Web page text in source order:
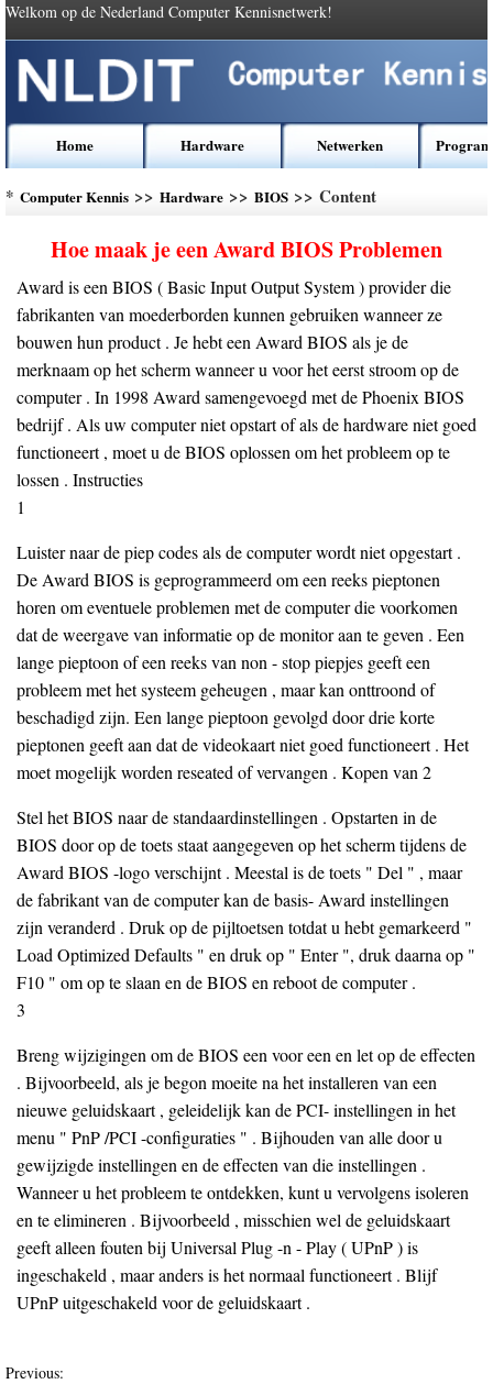
Welkom op de Nederland Computer Kennisnetwerk!
Home Hardware Netwerken
* Computer Kennis >> Hardware >> BIOS >> Content
Hoe maak je een Award BIOS Problemen
Award is een BIOS ( Basic Input Output System ) provider die
fabrikanten van moederborden kunnen gebruiken wanneer ze
bouwen hun product . Je hebt een Award BIOS als je de
merknaam op het scherm wanneer u voor het eerst stroom op de
computer . In 1998 Award samengevoegd met de Phoenix BIOS
bedrijf . Als uw computer niet opstart of als de hardware niet goed
functioneert , moet u de BIOS oplossen om het probleem op te
lossen . Instructies
1
Luister naar de piep codes als de computer wordt niet opgestart .
De Award BIOS is geprogrammeerd om een reeks pieptonen
horen om eventuele problemen met de computer die voorkomen
dat de weergave van informatie op de monitor aan te geven . Een
lange pieptoon of een reeks van non - stop piepjes geeft een
probleem met het systeem geheugen , maar kan onttroond of
beschadigd zijn. Een lange pieptoon gevolgd door drie korte
pieptonen geeft aan dat de videokaart niet goed functioneert . Het
moet mogelijk worden reseated of vervangen . Kopen van 2
Stel het BIOS naar de standaardinstellingen . Opstarten in de
BIOS door op de toets staat aangegeven op het scherm tijdens de
Award BIOS -logo verschijnt . Meestal is de toets " Del " , maar
de fabrikant van de computer kan de basis- Award instellingen
zijn veranderd . Druk op de pijltoetsen totdat u hebt gemarkeerd "
Load Optimized Defaults " en druk op " Enter ", druk daarna op "
F10 " om op te slaan en de BIOS en reboot de computer .
3
Breng wijzigingen om de BIOS een voor een en let op de effecten
. Bijvoorbeeld, als je begon moeite na het installeren van een
nieuwe geluidskaart , geleidelijk kan de PCI- instellingen in het
menu " PnP /PCI -configuraties " . Bijhouden van alle door u
gewijzigde instellingen en de effecten van die instellingen .
Wanneer u het probleem te ontdekken, kunt u vervolgens isoleren
en te elimineren . Bijvoorbeeld , misschien wel de geluidskaart
geeft alleen fouten bij Universal Plug -n - Play ( UPnP ) is
ingeschakeld , maar anders is het normaal functioneert . Blijf
UPnP uitgeschakeld voor de geluidskaart .
Previous: